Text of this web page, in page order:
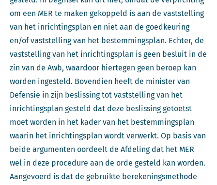
om een MER te maken gekoppeld is aan de vaststelling
van het inrichtingsplan en niet aan de goedkeuring
en/of vaststelling van het bestemmingsplan. Echter, de
vaststelling van het inrichtingsplan is geen besluit in de
zin van de Awb, waardoor hiertegen geen beroep kan
worden ingesteld. Bovendien heeft de minister van
Defensie in zijn beslissing tot vaststelling van het
inrichtingsplan gesteld dat deze beslissing getoetst
moet worden in het kader van het bestemmingsplan
waarin het inrichtingsplan wordt verwerkt. Op basis van
beide argumenten oordeelt de Afdeling dat het MER
wel in deze procedure aan de orde gesteld kan worden.
Aangevoerd is dat de gebruikte berekeningsmethode